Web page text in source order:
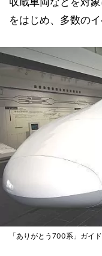
をはじめ、多数の
「ありがとう700系」ガイ